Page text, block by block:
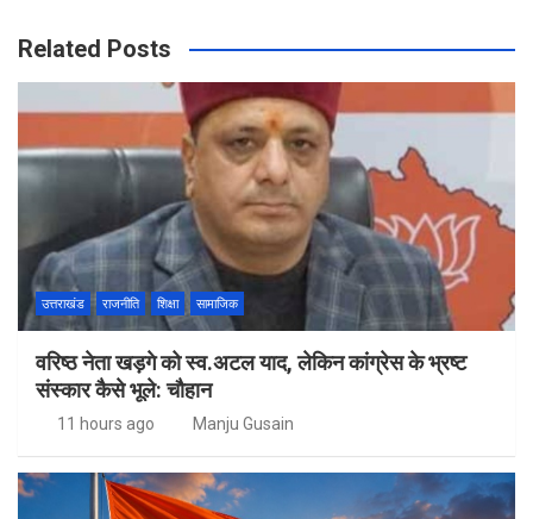
Related Posts
उत्तराखंड राजनीति शिक्षा सामाजिक
वरिष्ठ नेता खड़गे को स्व.अटल याद, लेकिन कांग्रेस के भ्रष्ट
संस्कार कैसे भूले: चौहान
11 hours ago Manju Gusain